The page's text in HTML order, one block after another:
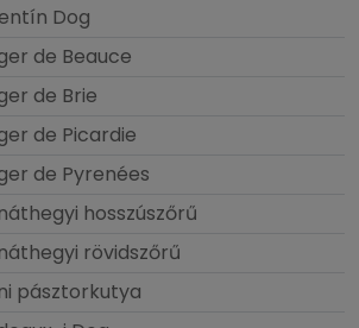
Dog
de Beauce
de Brie
de Picardie
de Pyrenées
hosszúszőrű
rövidszőrű
pásztorkutya